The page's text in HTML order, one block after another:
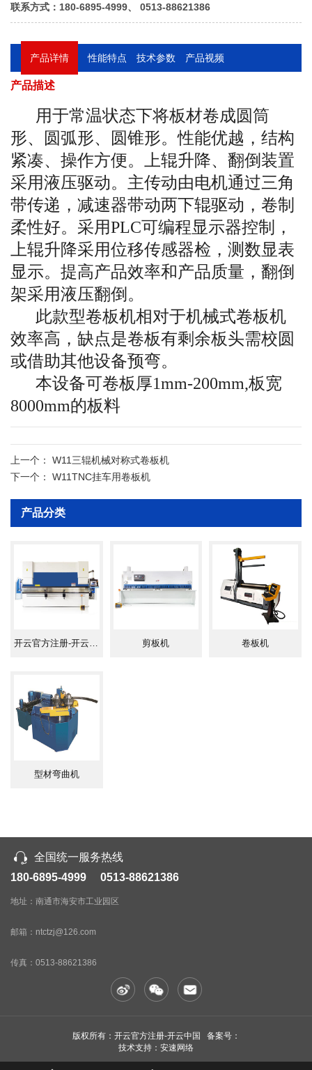
联系方式：180-6895-4999、 0513-88621386
产品详情 性能特点 技术参数 产品视频
本机结构型式为三辊对称式，上辊在
通过液压缸内的液压油作用于活塞而获
得，为液 压升降；两下辊作旋转运动，
通过减速机的输出齿轮与下辊齿啮合，
为卷制板材提供扭矩。本机床相比较机
械对称式卷板机速度快、效率高。
产品描述
用于常温状态下将板材卷成圆筒
形、圆弧形、圆锥形。性能优越，结构
紧凑、操作方便。上辊升降、翻倒装置
采用液压驱动。主传动由电机通过三角
带传递，减速器带动两下辊驱动，卷制
柔性好。采用PLC可编程显示器控制，
上辊升降采用位移传感器检，测数显表
显示。提高产品效率和产品质量，翻倒
架采用液压翻倒。
此款型卷板机相对于机械式卷板机
效率高，缺点是卷板有剩余板头需校圆
或借助其他设备预弯。
本设备可卷板厚1mm-200mm,板宽
8000mm的板料
上一个： W11三辊机械对称式卷板机
下一个： W11TNC挂车用卷板机
产品分类
开云官方注册-开云中国 剪板机 卷板机
型材弯曲机
全国统一服务热线
180-6895-4999 0513-88621386
地址：南通市海安市工业园区
邮箱：ntctzj@126.com
传真： 0513-88621386
版权所有：开云官方注册-开云中国 备案号：
技术支持：安速网络